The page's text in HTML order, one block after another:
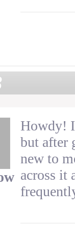
Howdy!
but after
new to
across it